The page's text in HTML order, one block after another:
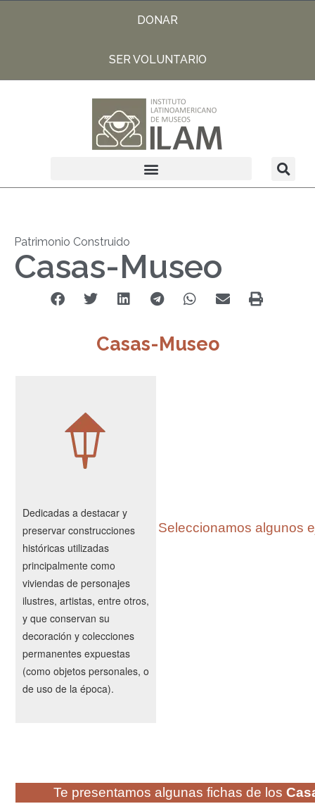
DONAR
SER VOLUNTARIO
Patrimonio Construido
Casas-Museo
Casas-Museo
Dedicadas a destacar y
preservar construcciones
históricas utilizadas
principalmente como
viviendas de personajes
ilustres, artistas, entre otros,
y que conservan su
decoración y colecciones
permanentes expuestas
(como objetos personales, o
de uso de la época).
Seleccionamos algunos
Te presentamos algunas fichas de los